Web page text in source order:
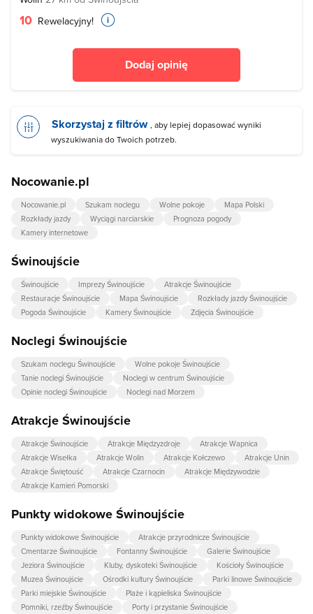
10 Rewelacyjny!
Dodaj opinię
Skorzystaj z filtrów , aby lepiej dopasować wyniki
wyszukiwania do Twoich potrzeb.
Nocowanie.pl
Nocowanie.pl Szukam noclegu Wolne pokoje
Mapa Polski
Rozkłady jazdy
Wyciągi narciarskie
Prognoza pogody
Kamery internetowe
Świnoujście
Świnoujście Imprezy Świnoujście
Atrakcje Świnoujście
Restauracje Świnoujście
Mapa Świnoujście
Rozkłady jazdy Świnoujście
Pogoda Świnoujście
Kamery Świnoujście Zdjęcia Świnoujście
Noclegi Świnoujście
Szukam noclegu Świnoujście
Wolne pokoje Świnoujście
Tanie noclegi Świnoujście
Noclegi w centrum Świnoujście
Opinie noclegi Świnoujście
Noclegi nad Morzem
Atrakcje Świnoujście
Atrakcje Świnoujście Atrakcje Międzyzdroje
Atrakcje Wapnica
Atrakcje Wisełka
Atrakcje Wolin Atrakcje Kołczewo
Atrakcje Unin
Atrakcje Świętouść
Atrakcje Czarnocin
Atrakcje Międzywodzie
Atrakcje Kamień Pomorski
Punkty widokowe Świnoujście
Punkty widokowe Świnoujście
Atrakcje przyrodnicze Świnoujście
Cmentarze Świnoujście
Fontanny Świnoujście
Galerie Świnoujście
Jeziora Świnoujście
Kluby, dyskoteki Świnoujście
Kościoły Świnoujście
Muzea Świnoujście
Ośrodki kultury Świnoujście
Parki linowe Świnoujście
Parki miejskie Świnoujście
Plaże i kąpieliska Świnoujście
Pomniki, rzeźby Świnoujście
Porty i przystanie Świnoujście